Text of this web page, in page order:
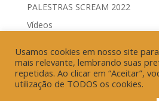
PALESTRAS SCREAM 2022
Vídeos
Geração de Resultados &
Usamos cookies em nosso site
mais relevante, lembrando suas
repetidas. Ao clicar em “Aceitar”,
utilização de TODOS os cookies.